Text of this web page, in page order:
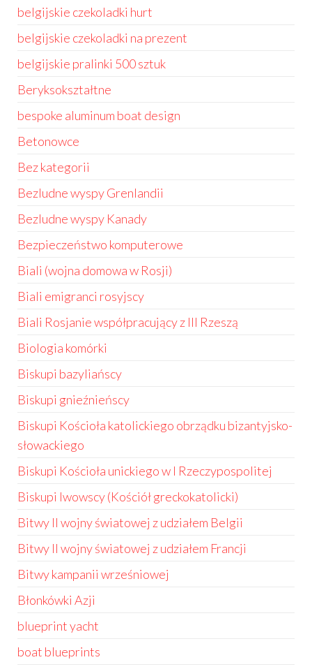
belgijskie czekoladki hurt
belgijskie czekoladki na prezent
belgijskie pralinki 500 sztuk
Beryksokształtne
bespoke aluminum boat design
Betonowce
Bez kategorii
Bezludne wyspy Grenlandii
Bezludne wyspy Kanady
Bezpieczeństwo komputerowe
Biali (wojna domowa w Rosji)
Biali emigranci rosyjscy
Biali Rosjanie współpracujący z III Rzeszą
Biologia komórki
Biskupi bazyliańscy
Biskupi gnieźnieńscy
Biskupi Kościoła katolickiego obrządku bizantyjsko-
słowackiego
Biskupi Kościoła unickiego w I Rzeczypospolitej
Biskupi lwowscy (Kościół greckokatolicki)
Bitwy II wojny światowej z udziałem Belgii
Bitwy II wojny światowej z udziałem Francji
Bitwy kampanii wrześniowej
Błonkówki Azji
blueprint yacht
boat blueprints